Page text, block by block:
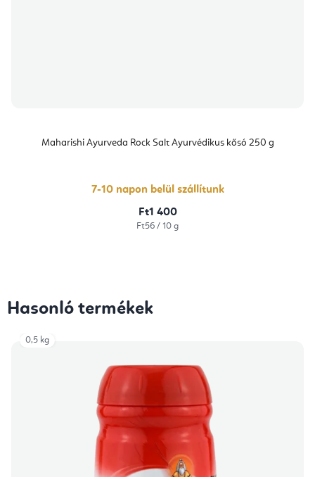
Maharishi Ayurveda Rock Salt Ayurvédikus kősó 250 g
7-10 napon belül szállítunk
Ft1 400
Egységár:
Ft56 / 10 g
Hasonló termékek
0,5 kg